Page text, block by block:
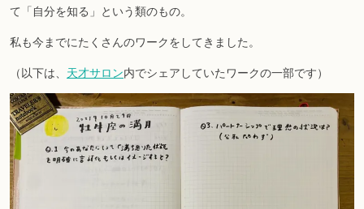
て「自分を知る」という類のもの。
私も今までにたくさんのワークをしてきました。
（以下は、 天才サロン内でシェアしていたワークの一部です）